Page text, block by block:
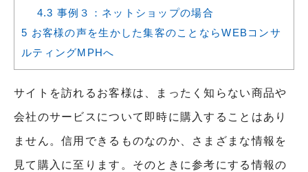
4.3 事例３：ネットショップの場合
5 お客様の声を生かした集客のことならWEBコンサ
ルティングMPHへ
サイトを訪れるお客様は、まったく知らない商品や
会社のサービスについて即時に購入することはあり
ません。信用できるものなのか、さまざまな情報を
見て購入に至ります。そのときに参考にする情報の